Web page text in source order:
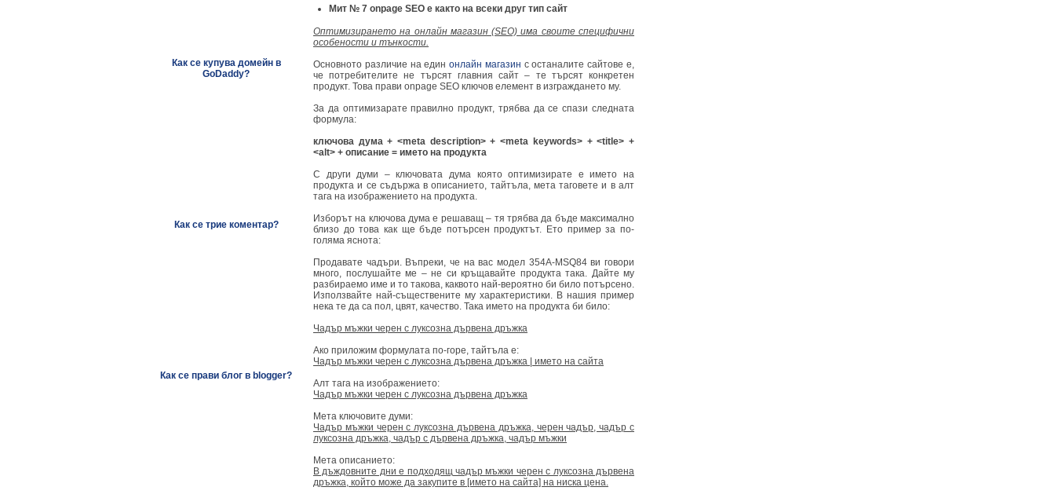
Как се купува домейн в
GoDaddy?
Как се трие коментар?
Как се прави блог в blogger?
Мит № 7 onpage SEO е както на всеки друг тип сайт
Оптимизирането на онлайн магазин (SEO) има своите специфични
особености и тънкости.
Основното различие на единонлайн магазин с останалите сайтове е,
че потребителите не търсят главния сайт – те търсят конкретен
продукт. Това прави onpage SEO ключов елемент в изграждането му.
За да оптимизарате правилно продукт, трябва да се спази следната
формула:
ключова дума + <meta description> + <meta keywords> + <title> +
<alt> + описание = името на продукта
С други думи – ключовата дума която оптимизирате е името на
продукта и се съдържа в описанието, тайтъла, мета таговете и в алт
тага на изображението на продукта.
Изборът на ключова дума е решаващ – тя трябва да бъде максимално
близо до това как ще бъде потърсен продуктът. Ето пример за по-
голяма яснота:
Продавате чадъри. Въпреки, че на вас модел 354А-MSQ84 ви говори
много, послушайте ме – не си кръщавайте продукта така. Дайте му
разбираемо име и то такова, каквото най-вероятно би било потърсено.
Използвайте най-съществените му характеристики. В нашия пример
нека те да са пол, цвят, качество. Така името на продукта би било:
Чадър мъжки черен с луксозна дървена дръжка
Ако приложим формулата по-горе, тайтъла е:
Чадър мъжки черен с луксозна дървена дръжка | името на сайта
Алт тага на изображението:
Чадър мъжки черен с луксозна дървена дръжка
Мета ключовите думи:
Чадър мъжки черен с луксозна дървена дръжка, черен чадър, чадър с
луксозна дръжка, чадър с дървена дръжка, чадър мъжки
Мета описанието:
В дъждовните дни е подходящ чадър мъжки черен с луксозна дървена
дръжка, който може да закупите в [името на сайта] на ниска цена.